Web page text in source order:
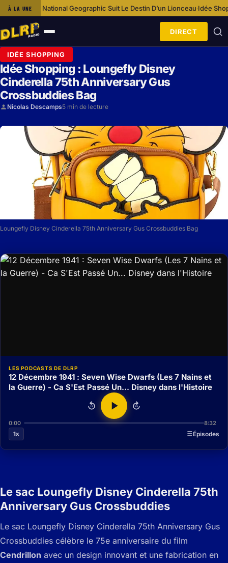
À LA UNESuit Le Destin D’un Lionceau· Idée Shopping : Loungefly
Ouvrir
le
menu
DIRECT
IDÉE SHOPPING
Idée Shopping : Loungefly Disney
Cinderella 75th Anniversary Gus
Crossbuddies Bag
Nicolas Descamps5 min de lecture
Loungefly Disney Cinderella 75th Anniversary Gus Crossbuddies Bag
LES PODCASTS DE DLRP
12 Décembre 1941 : Seven Wise Dwarfs (Les 7 Nains et
la Guerre) - Ca S'Est Passé Un... Disney dans l'Histoire
15 15
0:00
8:32
1x
Épisodes
Le sac Loungefly Disney Cinderella 75th
Anniversary Gus Crossbuddies
Le sac Loungefly Disney Cinderella 75th Anniversary Gus
Crossbuddies célèbre le 75e anniversaire du film
Cendrillon avec un design innovant et une fabrication en